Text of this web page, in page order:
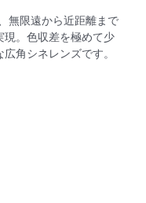
無限遠から近距離まで
現。色収差を極めて少
角シネレンズです。